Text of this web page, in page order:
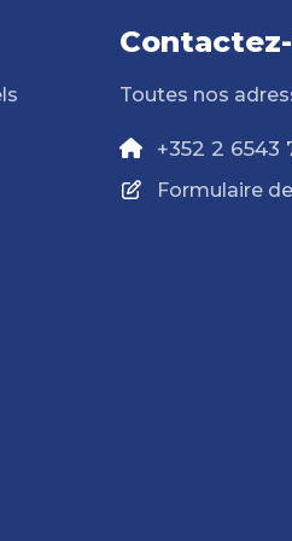
Toutes nos
+352 2 6543
Formulaire